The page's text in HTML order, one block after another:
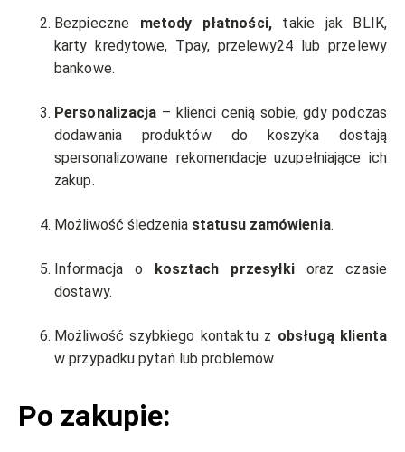
Bezpieczne metody płatności,takie jak BLIK,
karty kredytowe, Tpay, przelewy24 lub przelewy
bankowe.
Personalizacja – klienci cenią sobie, gdy podczas
dodawania produktów do koszyka dostają
spersonalizowane rekomendacje uzupełniające ich
zakup.
Możliwość śledzenia statusu zamówienia.
Informacja o kosztach przesyłki oraz czasie
dostawy.
Możliwość szybkiego kontaktu z obsługą klienta
w przypadku pytań lub problemów.
Po zakupie: